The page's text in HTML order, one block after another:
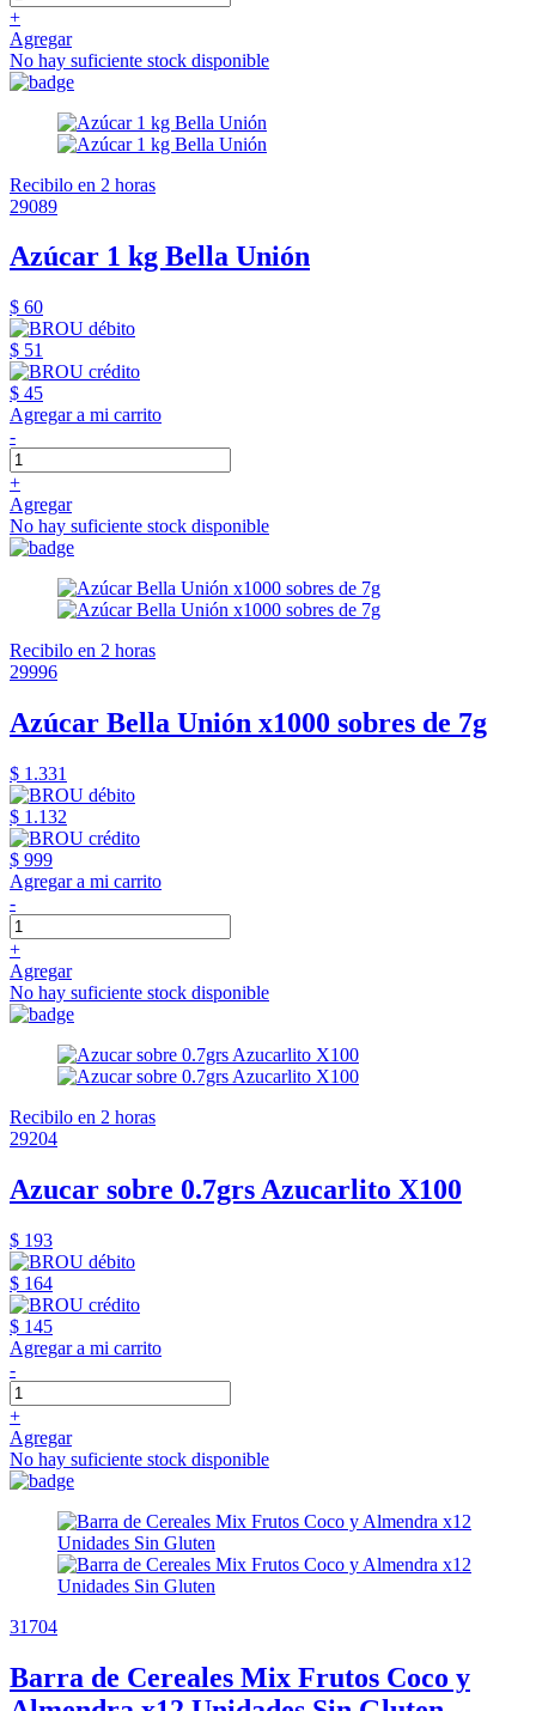
+
Agregar
No hay suficiente stock disponible
Recibilo en 2 horas
29089
Azúcar 1 kg Bella Unión
$ 60
$ 51
$ 45
Agregar a mi carrito
-
+
Agregar
No hay suficiente stock disponible
Recibilo en 2 horas
29996
Azúcar Bella Unión x1000 sobres de 7g
$ 1.331
$ 1.132
$ 999
Agregar a mi carrito
-
+
Agregar
No hay suficiente stock disponible
Recibilo en 2 horas
29204
Azucar sobre 0.7grs Azucarlito X100
$ 193
$ 164
$ 145
Agregar a mi carrito
-
+
Agregar
No hay suficiente stock disponible
31704
Barra de Cereales Mix Frutos Coco y